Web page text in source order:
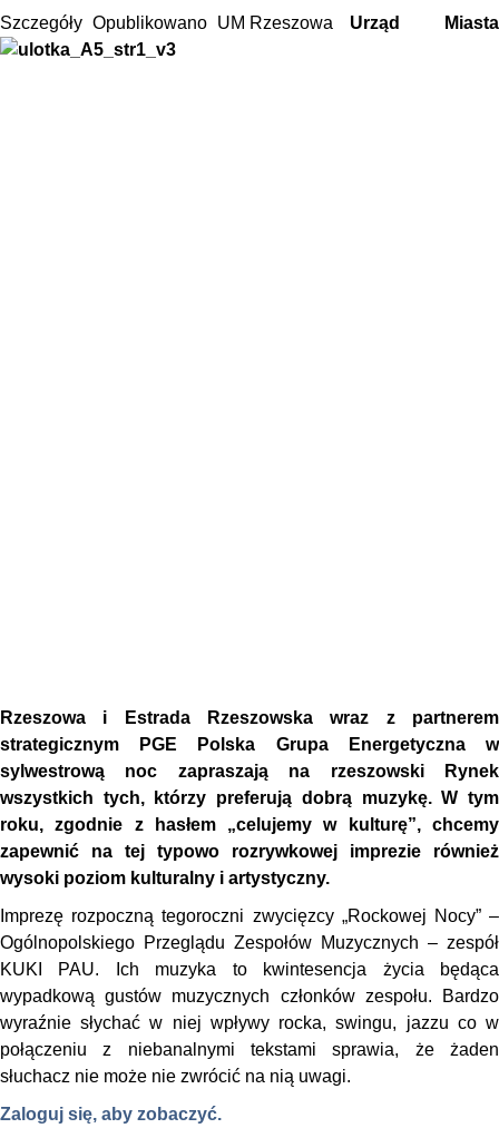
Szczegóły Opublikowano UM Rzeszowa Urząd Miasta
Rzeszowa i Estrada Rzeszowska wraz z partnerem
strategicznym PGE Polska Grupa Energetyczna w
sylwestrową noc zapraszają na rzeszowski Rynek
wszystkich tych, którzy preferują dobrą muzykę. W tym
roku, zgodnie z hasłem „celujemy w kulturę”, chcemy
zapewnić na tej typowo rozrywkowej imprezie również
wysoki poziom kulturalny i artystyczny.
Imprezę rozpoczną tegoroczni zwycięzcy „Rockowej Nocy” –
Ogólnopolskiego Przeglądu Zespołów Muzycznych – zespół
KUKI PAU. Ich muzyka to kwintesencja życia będąca
wypadkową gustów muzycznych członków zespołu. Bardzo
wyraźnie słychać w niej wpływy rocka, swingu, jazzu co w
połączeniu z niebanalnymi tekstami sprawia, że żaden
słuchacz nie może nie zwrócić na nią uwagi.
Zaloguj się, aby zobaczyć.